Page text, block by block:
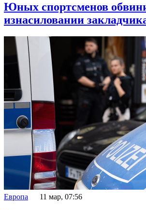
Юных спортсменов
изнасиловании
Европа 11 мар, 07:56